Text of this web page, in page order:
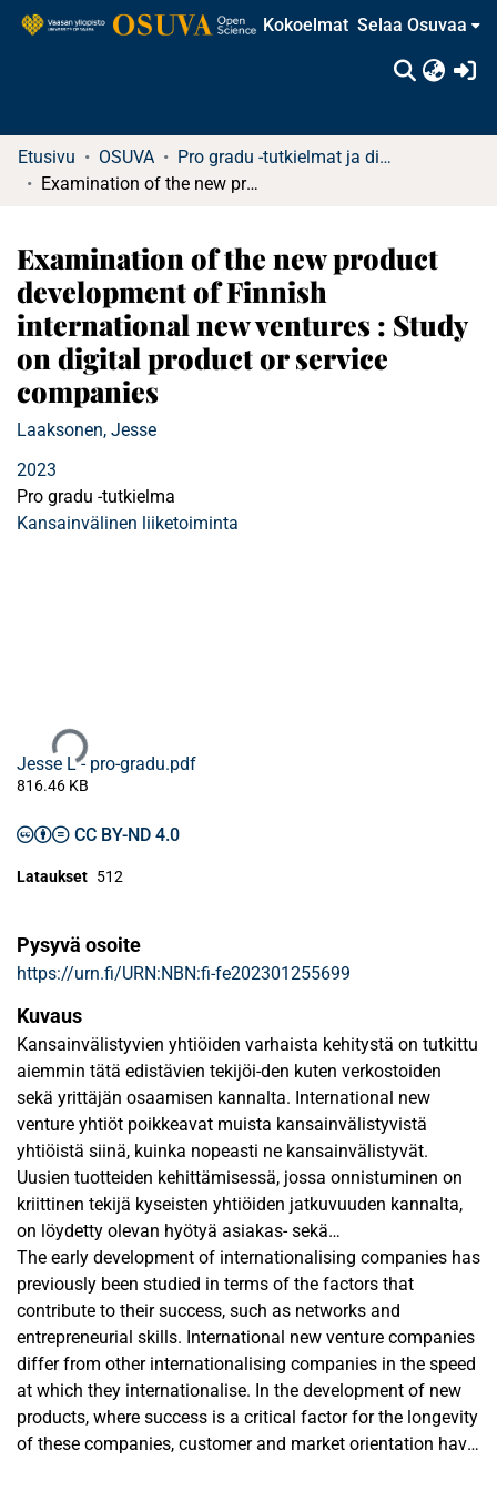
Kokoelmat Selaa Osuvaa
Etusivu OSUVA
Pro gradu -tutkielmat ja diplomityöt
Examination of the new product development of Finnish international new ventures : Study on digital product or service companies
Examination of the new product
development of Finnish
international new ventures : Study
on digital product or service
companies
Laaksonen, Jesse
2023
Pro gradu -tutkielma
Kansainvälinen liiketoiminta
Jesse L - pro-gradu.pdf
816.46 KB
CC BY-ND 4.0
Lataukset 512
Pysyvä osoite
https://urn.fi/URN:NBN:fi-fe202301255699
Kuvaus
Kansainvälistyvien yhtiöiden varhaista kehitystä on tutkittu
aiemmin tätä edistävien tekijöi-den kuten verkostoiden
sekä yrittäjän osaamisen kannalta. International new
venture yhtiöt poikkeavat muista kansainvälistyvistä
yhtiöistä siinä, kuinka nopeasti ne kansainvälistyvät.
Uusien tuotteiden kehittämisessä, jossa onnistuminen on
kriittinen tekijä kyseisten yhtiöiden jatkuvuuden kannalta,
on löydetty olevan hyötyä asiakas- sekä
markkinalähtöisyydestä. Uusi tuotekehitys prosessi on osa
varhaista kehitystä, jota ei olla tarkasteltu näiden yhtiöiden
kannalta laajasti. Tästä syystä tutkimuksessa pyritään
löytämään tekijöitä, jotka vaikuttavat international new
venture yhtiöiden uuteen tuotekehitykseen. Tämän lisäksi
tarkastellaan, mikä on verkostoista saatava hyöty sekä
kuinka tietyt ulkomaalaisuuteen liittyvät haasteet, kuten
resurssien vähäisyys vaikuttavat prosessiin.
The early development of internationalising companies has
previously been studied in terms of the factors that
contribute to their success, such as networks and
entrepreneurial skills. International new venture companies
differ from other internationalising companies in the speed
at which they internationalise. In the development of new
products, where success is a critical factor for the longevity
of these companies, customer and market orientation have